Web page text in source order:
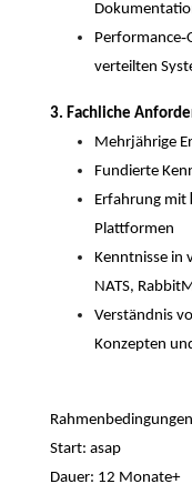
Performance-
verteilten
3. Fachliche
Mehrjährige
Fundierte
Erfahrung mit
Plattformen
Kenntnisse in
NATS,
Verständnis
Konzepten
Start: asap
Dauer: 12 Monate+